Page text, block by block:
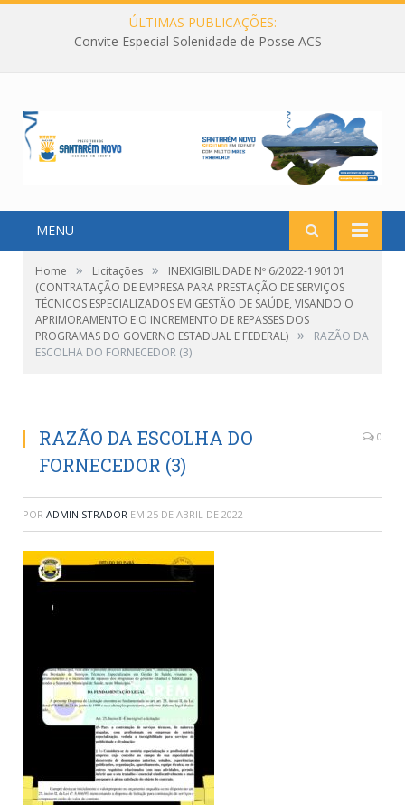
ÚLTIMAS PUBLICAÇÕES:
Convite Especial Solenidade de Posse ACS
MENU
Home » Licitações »
INEXIGIBILIDADE Nº 6/2022-190101
(CONTRATAÇÃO DE EMPRESA PARA PRESTAÇÃO DE SERVIÇOS
TÉCNICOS ESPECIALIZADOS EM GESTÃO DE SAÚDE, VISANDO O
APRIMORAMENTO E O INCREMENTO DE REPASSES DOS
PROGRAMAS DO GOVERNO ESTADUAL E FEDERAL) »
RAZÃO DA
ESCOLHA DO FORNECEDOR (3)
RAZÃO DA ESCOLHA DO
FORNECEDOR (3)
0
POR ADMINISTRADOR EM 25 DE ABRIL DE 2022